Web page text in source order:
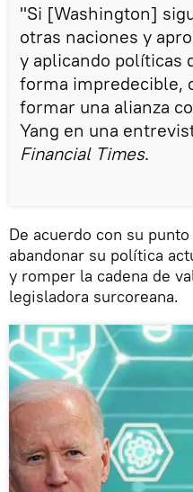
"Si [Washington]
otras naciones y
y aplicando políticas
forma impredecible,
formar una alianza
Yang en una
Financial Times.
De acuerdo con su punto
abandonar su política
y romper la cadena de
legisladora surcoreana.